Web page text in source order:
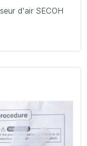
d'air SECOH